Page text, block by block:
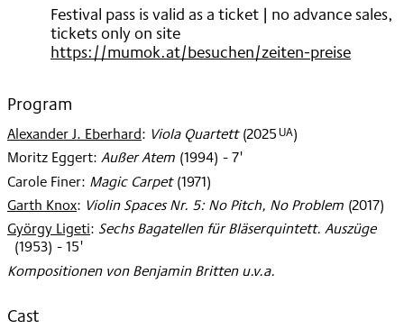
Festival pass is valid as a ticket | no advance sales,
tickets only on site
https://mumok.at/besuchen/zeiten-preise
Program
Alexander J. Eberhard: Viola Quartett (2025 UA)
Moritz Eggert: Außer Atem (1994) - 7'
Carole Finer: Magic Carpet (1971)
Garth Knox: Violin Spaces Nr. 5: No Pitch, No Problem (2017)
György Ligeti: Sechs Bagatellen für Bläserquintett. Auszüge
(1953) - 15'
Kompositionen von Benjamin Britten u.v.a.
Cast